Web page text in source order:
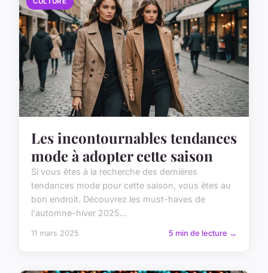
Les incontournables tendances
mode à adopter cette saison
Si vous êtes à la recherche des dernières
tendances mode pour cette saison, vous êtes au
bon endroit. Découvrez les must-haves de
l'automne-hiver 2025...
11 mars 2025 5 min de lecture →